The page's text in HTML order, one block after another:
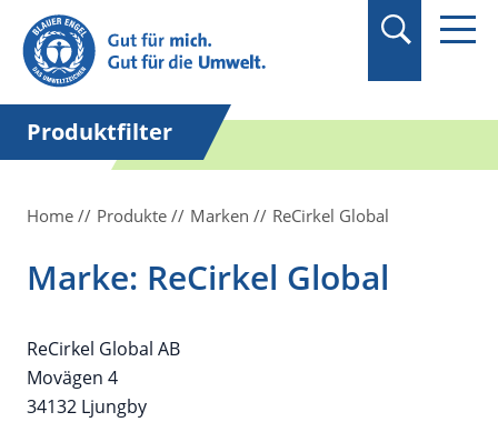
Suchbegriff in
Anführungszeichen
setzen.
Produktfilter
Home Produkte Marken ReCirkel Global
Marke: ReCirkel Global
ReCirkel Global AB
Movägen 4
34132 Ljungby